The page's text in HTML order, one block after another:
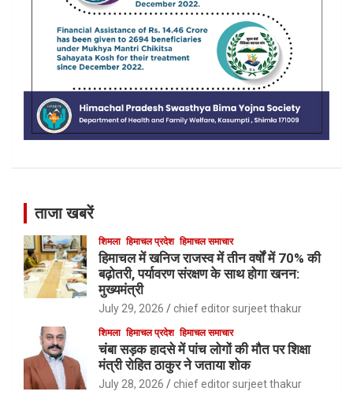
ताजा खबरें
शिमला हिमाचल प्रदेश हिमाचल समाचार
हिमाचल में खनिज राजस्व में तीन वर्षों में 70% की
बढ़ोतरी, पर्यावरण संरक्षण के साथ होगा खनन:
मुख्यमंत्री
July 29, 2026 chief editor surjeet thakur
शिमला हिमाचल प्रदेश हिमाचल समाचार
चंबा सड़क हादसे में पांच लोगों की मौत पर शिक्षा
मंत्री रोहित ठाकुर ने जताया शोक
July 28, 2026 chief editor surjeet thakur